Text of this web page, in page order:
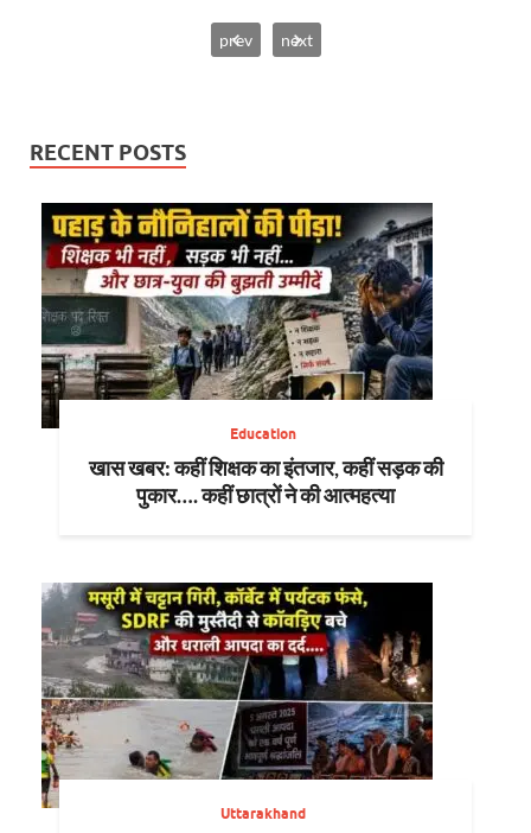
prev next
RECENT POSTS
Education
खास खबर: कहीं शिक्षक का इंतजार, कहीं सड़क की
पुकार…. कहीं छात्रों ने की आत्महत्या
Uttarakhand